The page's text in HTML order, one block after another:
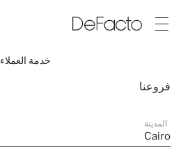
خدمة العملاء
فروعنا
المدينة
Cairo